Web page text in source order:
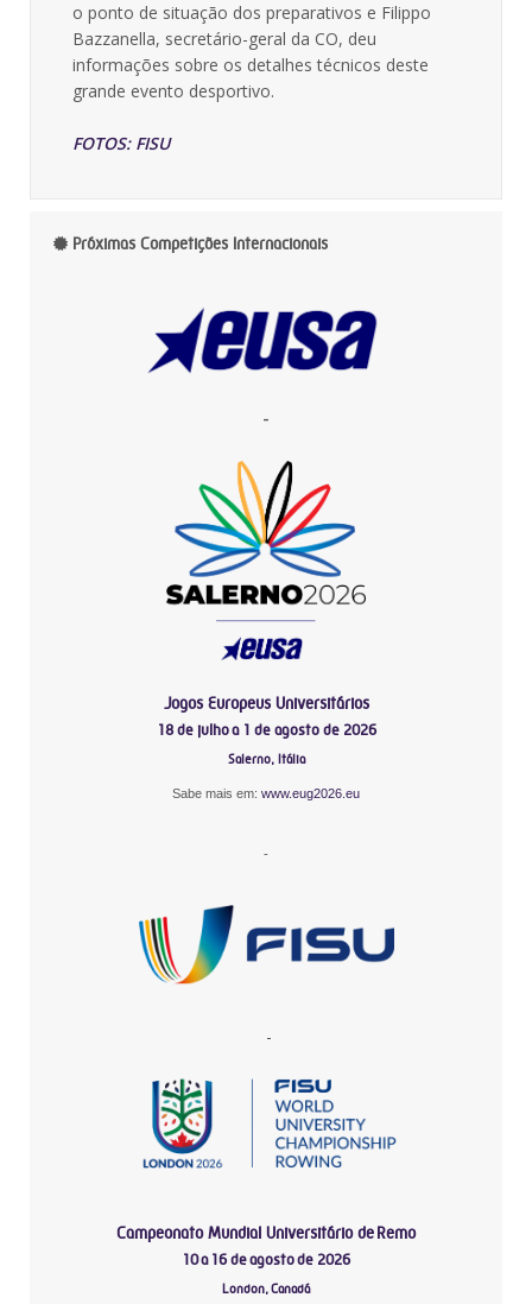
o ponto de situação dos preparativos e Filippo
Bazzanella, secretário-geral da CO, deu
informações sobre os detalhes técnicos deste
grande evento desportivo.
FOTOS: FISU
Próximas Competições Internacionais
-
Jogos Europeus Universitários
18 de julho a 1 de agosto de 2026
Salerno, Itália
Sabe mais em: www.eug2026.eu
-
-
Campeonato Mundial Universitário de Remo
10 a 16 de agosto de 2026
London, Canadá